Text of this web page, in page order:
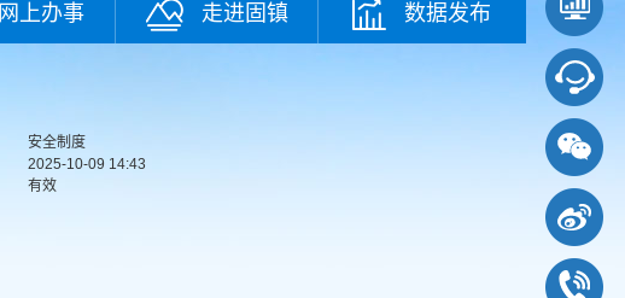
网上办事 走进固镇 数据发布
安全制度
2025-10-09 14:43
有效